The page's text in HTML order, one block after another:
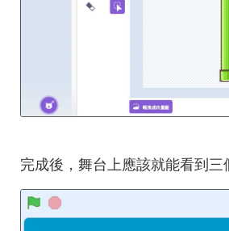
完成後，舞台上應該就能看到三